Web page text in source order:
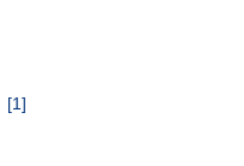
[1]